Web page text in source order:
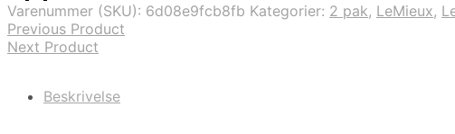
Varenummer (SKU): 6d08e9fcb8fb Kategorier: 2 pak, LeMieux,
Previous Product
Next Product
Beskrivelse